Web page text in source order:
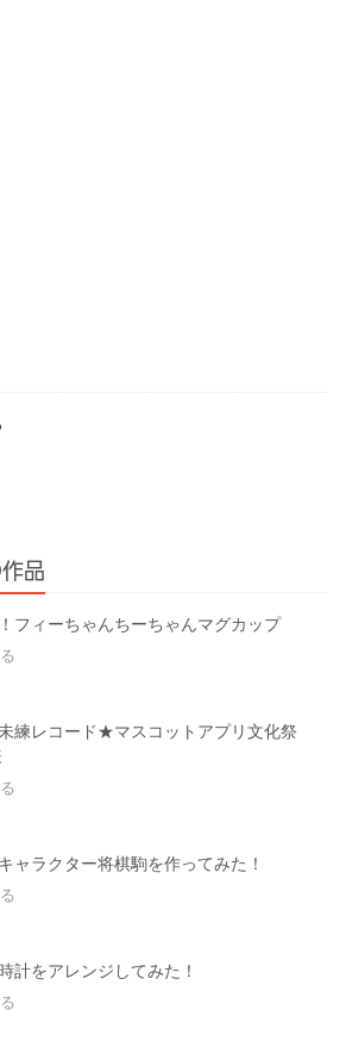
品
フィーちゃんちーちゃんマグカップ
未練レコード★マスコットアプリ文化祭
ャラクター将棋駒を作ってみた！
計をアレンジしてみた！